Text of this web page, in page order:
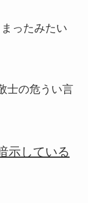
ったみたい
士の危うい言
示している